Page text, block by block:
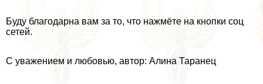
Буду благодарна вам за то, что нажмёте на кнопки соц
сетей.
С уважением и любовью, автор: Алина Таранец